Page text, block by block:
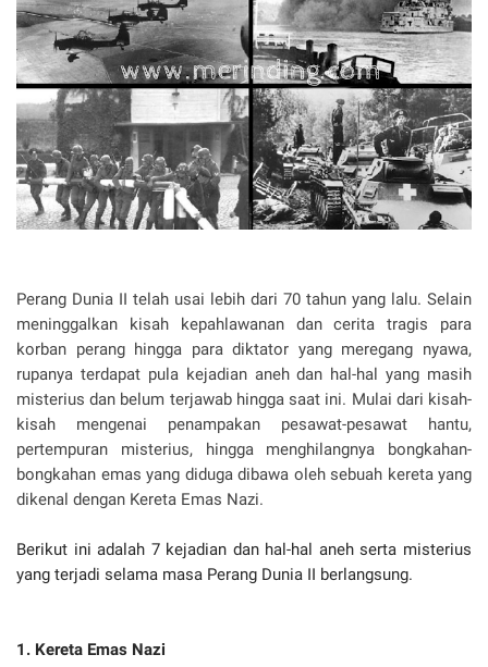
Perang Dunia II telah usai lebih dari 70 tahun yang lalu. Selain
meninggalkan kisah kepahlawanan dan cerita tragis para
korban perang hingga para diktator yang meregang nyawa,
rupanya terdapat pula kejadian aneh dan hal-hal yang masih
misterius dan belum terjawab hingga saat ini. Mulai dari kisah-
kisah mengenai penampakan pesawat-pesawat hantu,
pertempuran misterius, hingga menghilangnya bongkahan-
bongkahan emas yang diduga dibawa oleh sebuah kereta yang
dikenal dengan Kereta Emas Nazi.
Berikut ini adalah 7 kejadian dan hal-hal aneh serta misterius
yang terjadi selama masa Perang Dunia II berlangsung.
1. Kereta Emas Nazi